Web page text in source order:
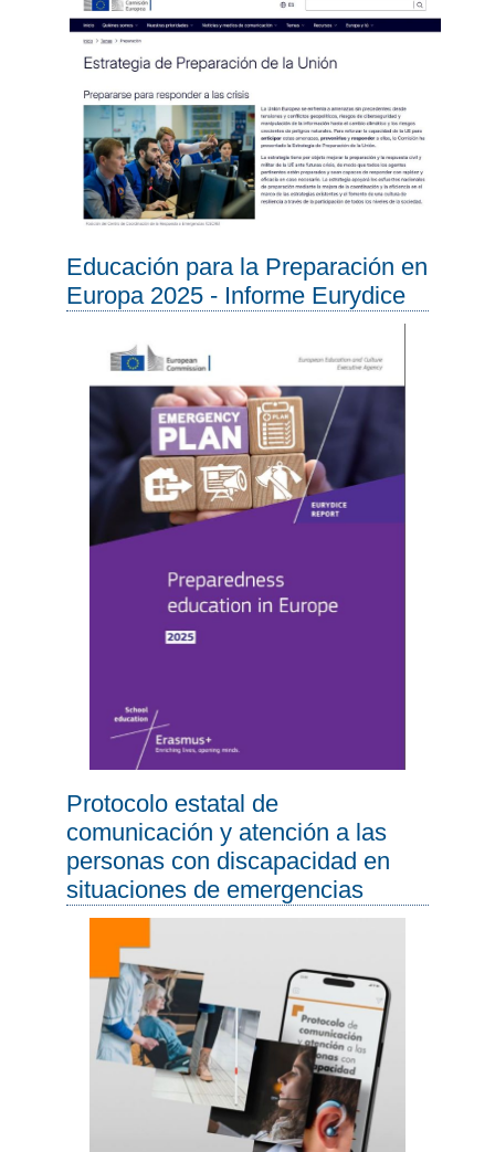
Educación para la Preparación en
Europa 2025 - Informe Eurydice
Protocolo estatal de
comunicación y atención a las
personas con discapacidad en
situaciones de emergencias